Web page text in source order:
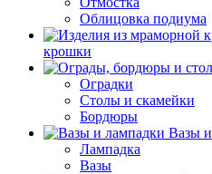
Облицовка подиума
крошки
Оградки
Столы и скамейки
Бордюры
Вазы
Лампадка
Вазы